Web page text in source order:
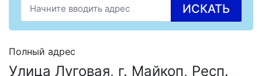
ИСКАТЬ
Полный адрес
Улица Луговая, г. Майкоп, Респ.